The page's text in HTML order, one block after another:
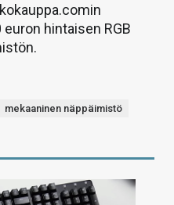
hintaisen RGB
mekaaninen näppäimistö